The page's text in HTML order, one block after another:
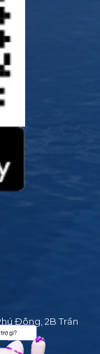
Đông, 2B Trần